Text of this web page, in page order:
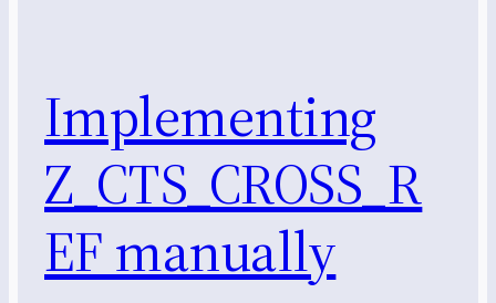
Implementing
Z_CTS_CROSS_R
EF manually